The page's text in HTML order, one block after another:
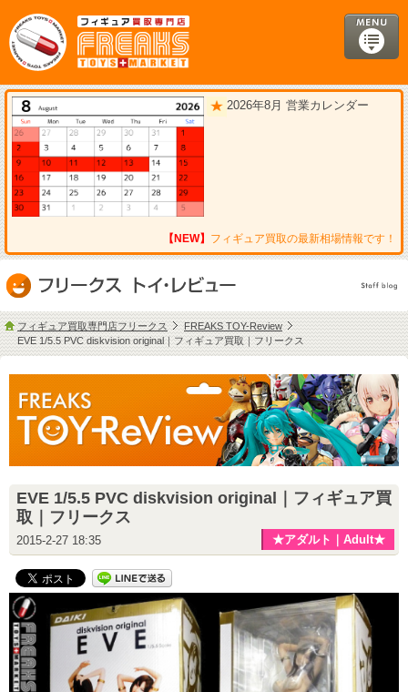
2026年8月 営業カレンダー
【NEW】 フィギュア買取の最新相場情報です！
フィギュア買取専門店フリークス
FREAKS TOY-Review
EVE 1/5.5 PVC diskvision original｜フィギュア買取｜フリークス
EVE 1/5.5 PVC diskvision original｜フィギュア買
取｜フリークス
2015-2-27 18:35 ★アダルト｜Adult★